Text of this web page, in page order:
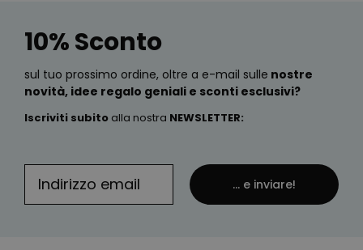
10% Sconto
sul tuo prossimo ordine, oltre a e-mail sulle nostre
novità, idee regalo geniali e sconti esclusivi?
Iscriviti subito alla nostra NEWSLETTER:
... e inviare!